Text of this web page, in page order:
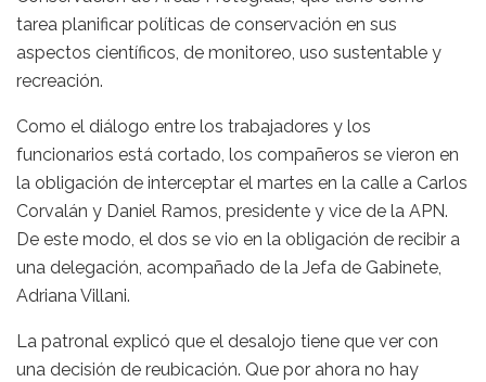
tarea planificar políticas de conservación en sus
aspectos científicos, de monitoreo, uso sustentable y
recreación.
Como el diálogo entre los trabajadores y los
funcionarios está cortado, los compañeros se vieron en
la obligación de interceptar el martes en la calle a Carlos
Corvalán y Daniel Ramos, presidente y vice de la APN.
De este modo, el dos se vio en la obligación de recibir a
una delegación, acompañado de la Jefa de Gabinete,
Adriana Villani.
La patronal explicó que el desalojo tiene que ver con
una decisión de reubicación. Que por ahora no hay